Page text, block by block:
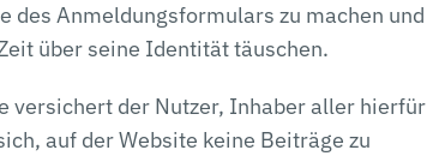
des Anmeldungsformulars zu machen und
über seine Identität täuschen.
versichert der Nutzer, Inhaber aller hierfür
auf der Website keine Beiträge zu